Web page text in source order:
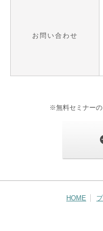
お問い合わせ
※無料セミナー
HOME